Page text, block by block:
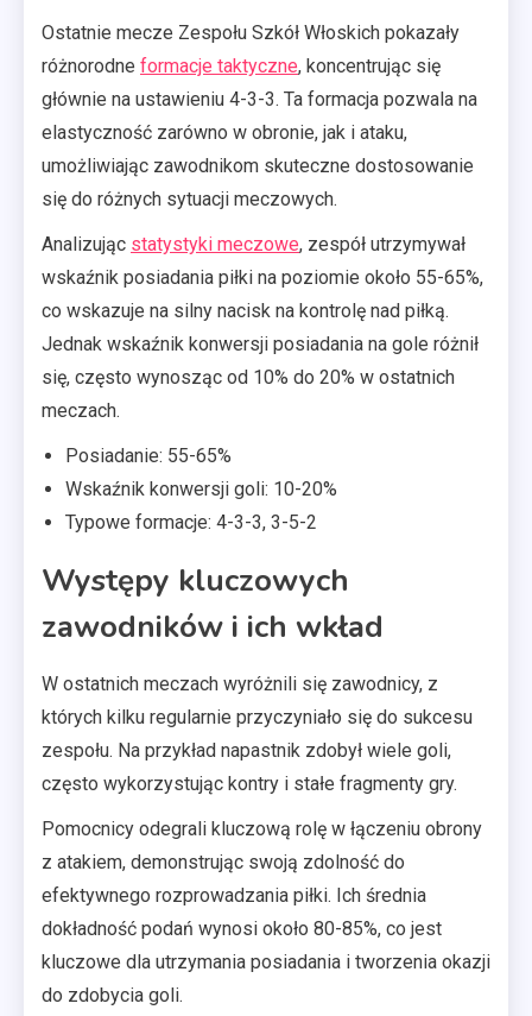
Ostatnie mecze Zespołu Szkół Włoskich pokazały
różnorodne formacje taktyczne, koncentrując się
głównie na ustawieniu 4-3-3. Ta formacja pozwala na
elastyczność zarówno w obronie, jak i ataku,
umożliwiając zawodnikom skuteczne dostosowanie
się do różnych sytuacji meczowych.
Analizując statystyki meczowe, zespół utrzymywał
wskaźnik posiadania piłki na poziomie około 55-65%,
co wskazuje na silny nacisk na kontrolę nad piłką.
Jednak wskaźnik konwersji posiadania na gole różnił
się, często wynosząc od 10% do 20% w ostatnich
meczach.
Posiadanie: 55-65%
Wskaźnik konwersji goli: 10-20%
Typowe formacje: 4-3-3, 3-5-2
Występy kluczowych
zawodników i ich wkład
W ostatnich meczach wyróżnili się zawodnicy, z
których kilku regularnie przyczyniało się do sukcesu
zespołu. Na przykład napastnik zdobył wiele goli,
często wykorzystując kontry i stałe fragmenty gry.
Pomocnicy odegrali kluczową rolę w łączeniu obrony
z atakiem, demonstrując swoją zdolność do
efektywnego rozprowadzania piłki. Ich średnia
dokładność podań wynosi około 80-85%, co jest
kluczowe dla utrzymania posiadania i tworzenia okazji
do zdobycia goli.